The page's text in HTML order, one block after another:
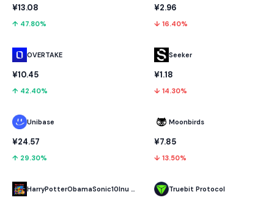
¥13.08
↑ 47.80%
OVERTAKE
¥10.45
↑ 42.40%
Unibase
¥24.57
↑ 29.30%
HarryPotterObamaSonic10Inu (ETH)
¥2.96
↓ 16.40%
Seeker
¥1.18
↓ 14.30%
Moonbirds
¥7.85
↓ 13.50%
Truebit Protocol